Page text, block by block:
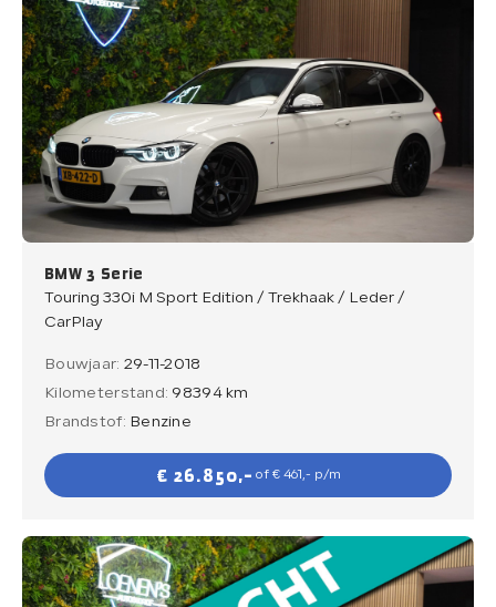
BMW 3 Serie
Touring 330i M Sport Edition / Trekhaak / Leder /
CarPlay
Bouwjaar: 29-11-2018
Kilometerstand: 98394 km
Brandstof: Benzine
€ 26.850,- of € 461,- p/m